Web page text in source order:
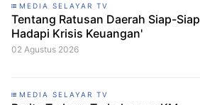
MEDIA SELAYAR TV
Tentang Ratusan Daerah Siap-Siap
Hadapi Krisis Keuangan'
02 Agustus 2026
MEDIA SELAYAR TV